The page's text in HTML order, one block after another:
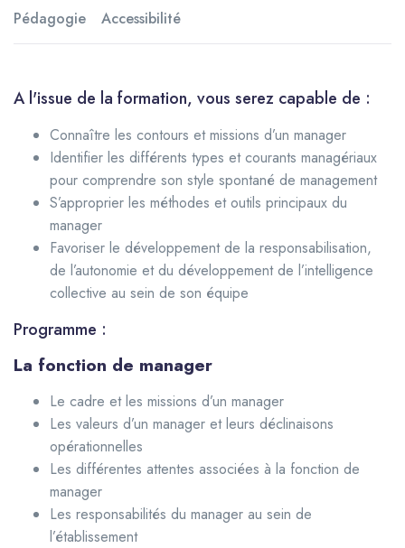
Pédagogie Accessibilité
A l'issue de la formation, vous serez capable de :
Connaître les contours et missions d’un manager
Identifier les différents types et courants managériaux
pour comprendre son style spontané de management
S’approprier les méthodes et outils principaux du
manager
Favoriser le développement de la responsabilisation,
de l’autonomie et du développement de l’intelligence
collective au sein de son équipe
Programme :
La fonction de manager
Le cadre et les missions d’un manager
Les valeurs d’un manager et leurs déclinaisons
opérationnelles
Les différentes attentes associées à la fonction de
manager
Les responsabilités du manager au sein de
l’établissement